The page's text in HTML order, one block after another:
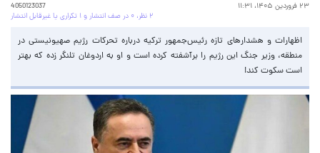
۲۳ فروردین ۱۴۰۵، ۱۱:۳۱
4050123037
۲ نظر، ۰ در صف انتشار و ۱ تکراری یا غیرقابل انتشار
اظهارات و هشدارهای تازه رئیس‌جمهور ترکیه درباره تحرکات رژیم صهیونیستی در
منطقه، وزیر جنگ این رژیم را برآشفته کرده است و او به اردوغان تلنگر زده که بهتر
است سکوت کند!